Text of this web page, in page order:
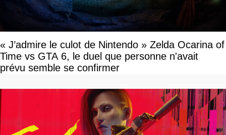
« J’admire le culot de Nintendo » Zelda Ocarina of
Time vs GTA 6, le duel que personne n'avait
prévu semble se confirmer